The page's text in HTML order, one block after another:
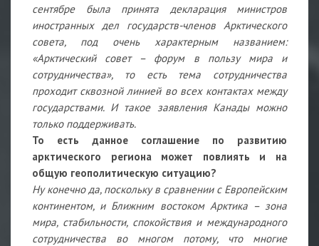
сентябре была принята декларация министров
иностранных дел государств-членов Арктического
совета, под очень характерным названием:
«Арктический совет – форум в пользу мира и
сотрудничества», то есть тема сотрудничества
проходит сквозной линией во всех контактах между
государствами. И такое заявления Канады можно
только поддерживать.
То есть данное соглашение по развитию
арктического региона может повлиять и на
общую геополитическую ситуацию?
Ну конечно да, поскольку в сравнении с Европейским
континентом, и Ближним востоком Арктика – зона
мира, стабильности, спокойствия и международного
сотрудничества во многом потому, что многие